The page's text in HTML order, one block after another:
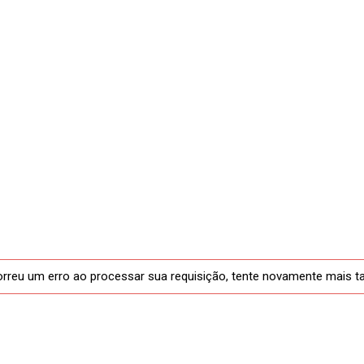
um erro ao processar sua requisição, tente novamente mais